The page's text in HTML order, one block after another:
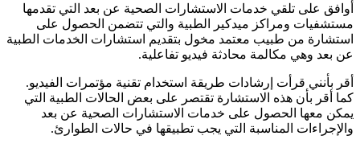
أوافق على تلقي خدمات الاستشارات الصحية عن بعد التي تقدمها
مستشفيات ومراكز ميدكير الطبية والتي تتضمن الحصول على
استشارة من طبيب معتمد مخول بتقديم استشارات الخدمات الطبية
عن بعد وهي مكالمة محادثة فيديو تفاعلية.
أقر بأنني قرأت إرشادات طريقة استخدام تقنية مؤتمرات الفيديو.
كما أقر بأن هذه الاستشارة تقتصر على بعض الحالات الطبية التي
يمكن معها الحصول على خدمات الاستشارات الصحية عن بعد
والإجراءات المناسبة التي يجب تطبيقها في حالات الطوارئ.